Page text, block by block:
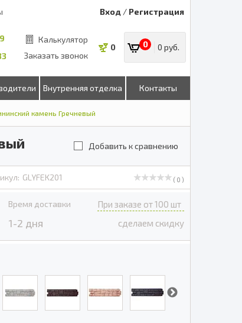
Вход / Регистрация
Калькулятор
Заказать звонок
0 0 0 руб.
Внутренняя отделка Контакты
камень Гречневый
Добавить к сравнению
GLYFEK201 ( 0 )
Время доставки
1-2 дня
При заказе от 100 шт
сделаем скидку